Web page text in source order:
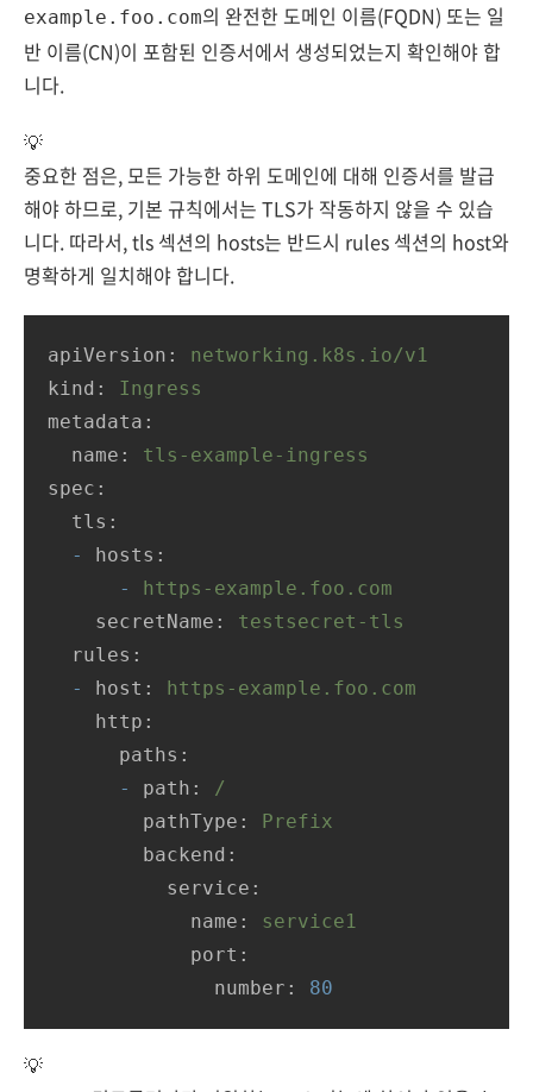
example.foo.com의 완전한 도메인 이름(FQDN) 또는 일
반 이름(CN)이 포함된 인증서에서 생성되었는지 확인해야 합
니다.
💡
중요한 점은, 모든 가능한 하위 도메인에 대해 인증서를 발급
해야 하므로, 기본 규칙에서는 TLS가 작동하지 않을 수 있습
니다. 따라서, tls 섹션의 hosts는 반드시 rules 섹션의 host와
명확하게 일치해야 합니다.
apiVersion:
networking.k8s.io/v1
kind:
Ingress
metadata:
name:
tls-example-ingress
spec:
tls:
-
hosts:
-
https-example.foo.com
secretName:
testsecret-tls
rules:
-
host:
https-example.foo.com
http:
paths:
-
path:
/
pathType:
Prefix
backend:
service:
name:
service1
port:
number:
80
💡